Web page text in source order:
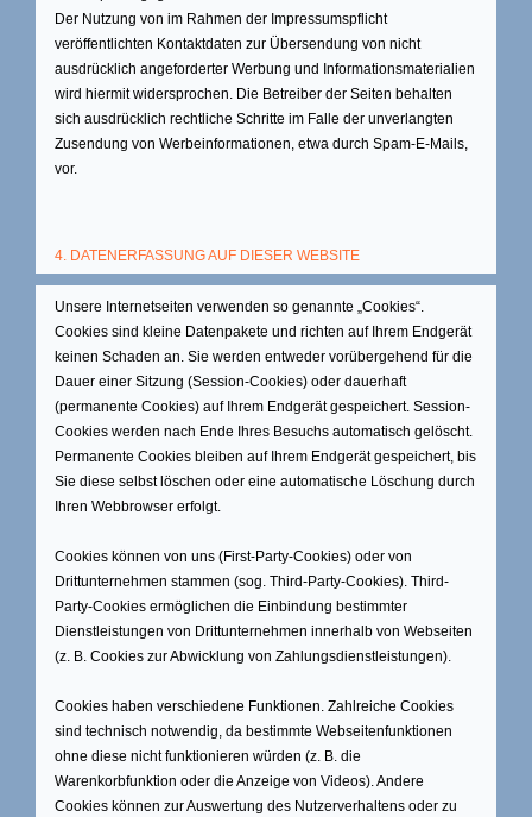
Der Nutzung von im Rahmen der Impressumspflicht
veröffentlichten Kontaktdaten zur Übersendung von nicht
ausdrücklich angeforderter Werbung und Informationsmaterialien
wird hiermit widersprochen. Die Betreiber der Seiten behalten
sich ausdrücklich rechtliche Schritte im Falle der unverlangten
Zusendung von Werbeinformationen, etwa durch Spam-E-Mails,
vor.
4. DATENERFASSUNG AUF DIESER WEBSITE
Unsere Internetseiten verwenden so genannte „Cookies“.
Cookies sind kleine Datenpakete und richten auf Ihrem Endgerät
keinen Schaden an. Sie werden entweder vorübergehend für die
Dauer einer Sitzung (Session-Cookies) oder dauerhaft
(permanente Cookies) auf Ihrem Endgerät gespeichert. Session-
Cookies werden nach Ende Ihres Besuchs automatisch gelöscht.
Permanente Cookies bleiben auf Ihrem Endgerät gespeichert, bis
Sie diese selbst löschen oder eine automatische Löschung durch
Ihren Webbrowser erfolgt.
Cookies können von uns (First-Party-Cookies) oder von
Drittunternehmen stammen (sog. Third-Party-Cookies). Third-
Party-Cookies ermöglichen die Einbindung bestimmter
Dienstleistungen von Drittunternehmen innerhalb von Webseiten
(z. B. Cookies zur Abwicklung von Zahlungsdienstleistungen).
Cookies haben verschiedene Funktionen. Zahlreiche Cookies
sind technisch notwendig, da bestimmte Webseitenfunktionen
ohne diese nicht funktionieren würden (z. B. die
Warenkorbfunktion oder die Anzeige von Videos). Andere
Cookies können zur Auswertung des Nutzerverhaltens oder zu